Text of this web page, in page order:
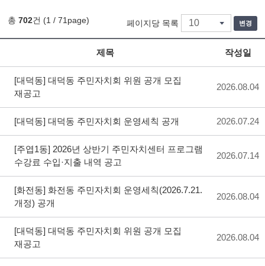
총 702건 (1 / 71page) 페이지당 목록 변경
제목 작성일
[대덕동] 대덕동 주민자치회 위원 공개 모집
재공고
2026.08.04
[대덕동] 대덕동 주민자치회 운영세칙 공개 2026.07.24
[주엽1동] 2026년 상반기 주민자치센터 프로그램
수강료 수입·지출 내역 공고
2026.07.14
[화전동] 화전동 주민자치회 운영세칙(2026.7.21.
개정) 공개
2026.08.04
[대덕동] 대덕동 주민자치회 위원 공개 모집
재공고
2026.08.04